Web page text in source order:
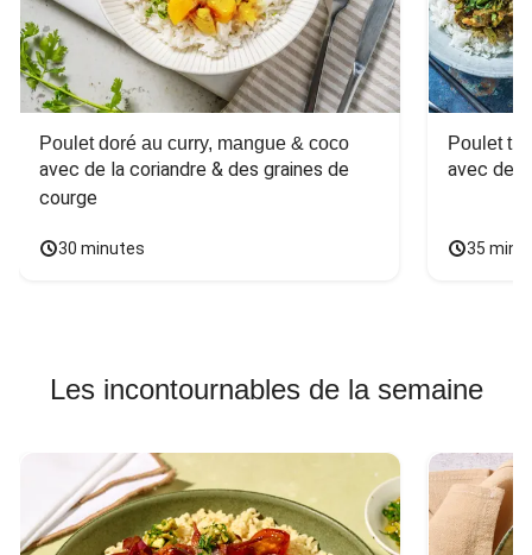
Poulet doré au curry, mangue & coco
avec de la coriandre & des graines de
courge
30 minutes
Poulet
avec des
35
Les incontournables de la semaine